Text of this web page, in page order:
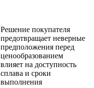
Решение покупателя
предотвращает неверные
предположения перед
ценообразованием
влияет на доступность
сплава и сроки
выполнения